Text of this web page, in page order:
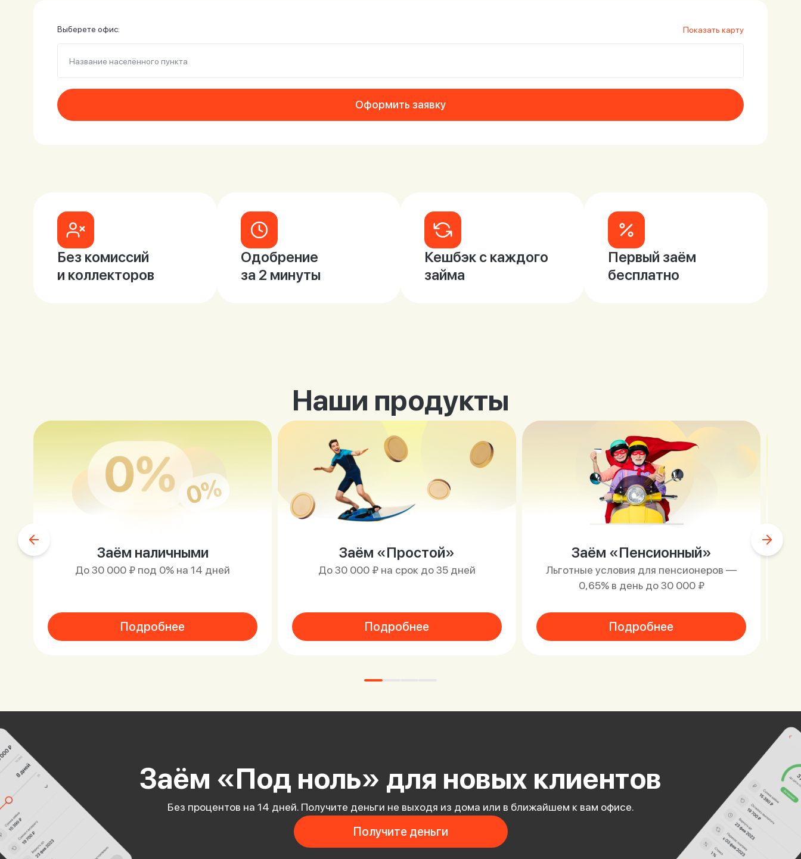
Выберете офис: Показать карту
Название населённого пункта
Оформить заявку
Без комиссий
и коллекторов
Одобрение
за 2 минуты
Кешбэк с каждого
займа
Первый заём
бесплатно
Наши продукты
Заём наличными
До 30 000 ₽ под 0% на 14 дней
Подробнее
Заём «Простой»
До 30 000 ₽ на срок до 35 дней
Подробнее
Заём «Пенсионный»
Льготные условия для пенсионеров —
0,65% в день до 30 000 ₽
Подробнее
Заём «Под ноль» для новых клиентов
Без процентов на 14 дней. Получите деньги не выходя из дома или в ближайшем к вам офисе.
Получите деньги
Оформить заявку